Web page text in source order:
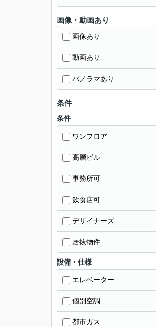
画像・動画あり
画像あり
動画あり
パノラマあり
条件
条件
ワンフロア
高層ビル
事務所可
飲食店可
デザイナーズ
居抜物件
設備・仕様
エレベーター
個別空調
都市ガス